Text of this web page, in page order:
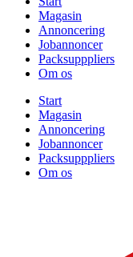
Magasin
Annoncering
Jobannoncer
Packsupppliers
Om os
Start
Magasin
Annoncering
Jobannoncer
Packsupppliers
Om os